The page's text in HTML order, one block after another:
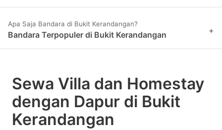
Apa Saja Bandara di Bukit Kerandangan?
Bandara Terpopuler di Bukit Kerandangan +
Sewa Villa dan Homestay
dengan Dapur di Bukit
Kerandangan